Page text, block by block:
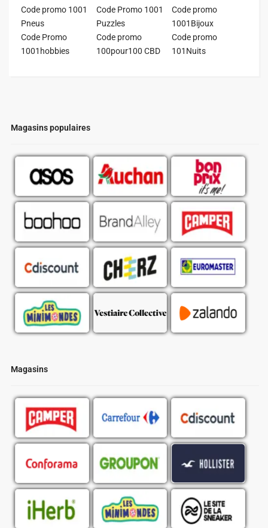
Magasins populaires
Magasins
Code promo 1001
Pneus
Code Promo 1001
Puzzles
Code promo
1001Bijoux
Code Promo
1001hobbies
Code promo
100pour100 CBD
Code promo
101Nuits